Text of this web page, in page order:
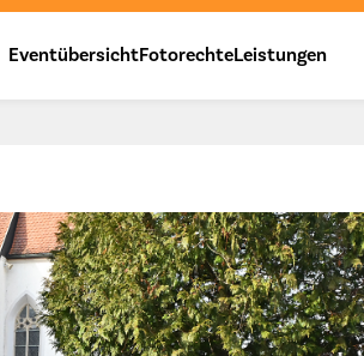
EventübersichtFotorechteLeistungen